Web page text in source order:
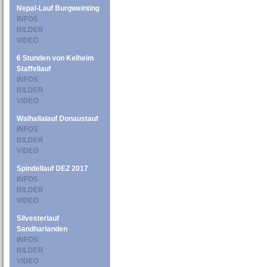
Nepal-Lauf Burgweinting
INFOS
BILDER
VIDEO
6 Stunden von Kelheim
Staffellauf
INFOS
BILDER
VIDEO
Walhallalauf Donaustauf
INFOS
BILDER
VIDEO
Spindellauf DEZ 2017
INFOS
BILDER
VIDEO
Silvesterlauf
Sandharlanden
INFOS
BILDER
VIDEO